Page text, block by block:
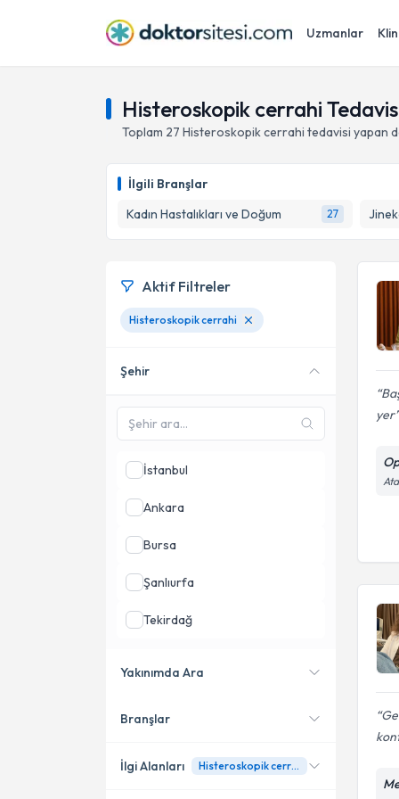
Uzmanlar
Histeroskopik cerrahi
Toplam 27 Histeroskopik cerrahi tedavisi yapan
İlgili Branşlar
Kadın Hastalıkları ve Doğum
27
yer
Aktif Filtreler
Histeroskopik cerrahi
Şehir
İstanbul
Ankara
Bursa
Şanlıurfa
Tekirdağ
Yakınımda Ara
Konumuma yakın uzmanları
Branşlar
İlgi Alanları Histeroskopik cerrahi